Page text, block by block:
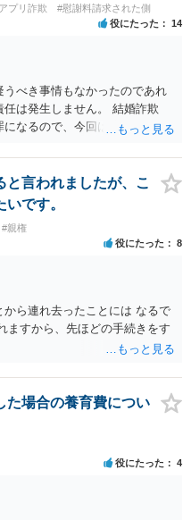
プリ詐欺 #慰謝料請求された側
役にたった 14
べき事情もなかったのであれ
は発生しません。 結婚詐欺
なるので、今回は該当しませ
たといえる場合に、慰謝料請
然の前提にした関係だったこと
えます。
と言われましたが、こ
です。
#親権
役にたった 8
ら連れ去ったことには なるで
ますから、先ほどの手続きをす
た場合の養育費につい
役にたった 4